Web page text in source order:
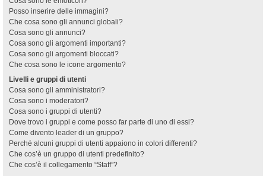
Posso inserire delle immagini?
Che cosa sono gli annunci globali?
Cosa sono gli annunci?
Cosa sono gli argomenti importanti?
Cosa sono gli argomenti bloccati?
Che cosa sono le icone argomento?
Livelli e gruppi di utenti
Cosa sono gli amministratori?
Cosa sono i moderatori?
Cosa sono i gruppi di utenti?
Dove trovo i gruppi e come posso far parte di uno di essi?
Come divento leader di un gruppo?
Perché alcuni gruppi di utenti appaiono in colori differenti?
Che cos’è un gruppo di utenti predefinito?
Che cos’è il collegamento “Staff”?